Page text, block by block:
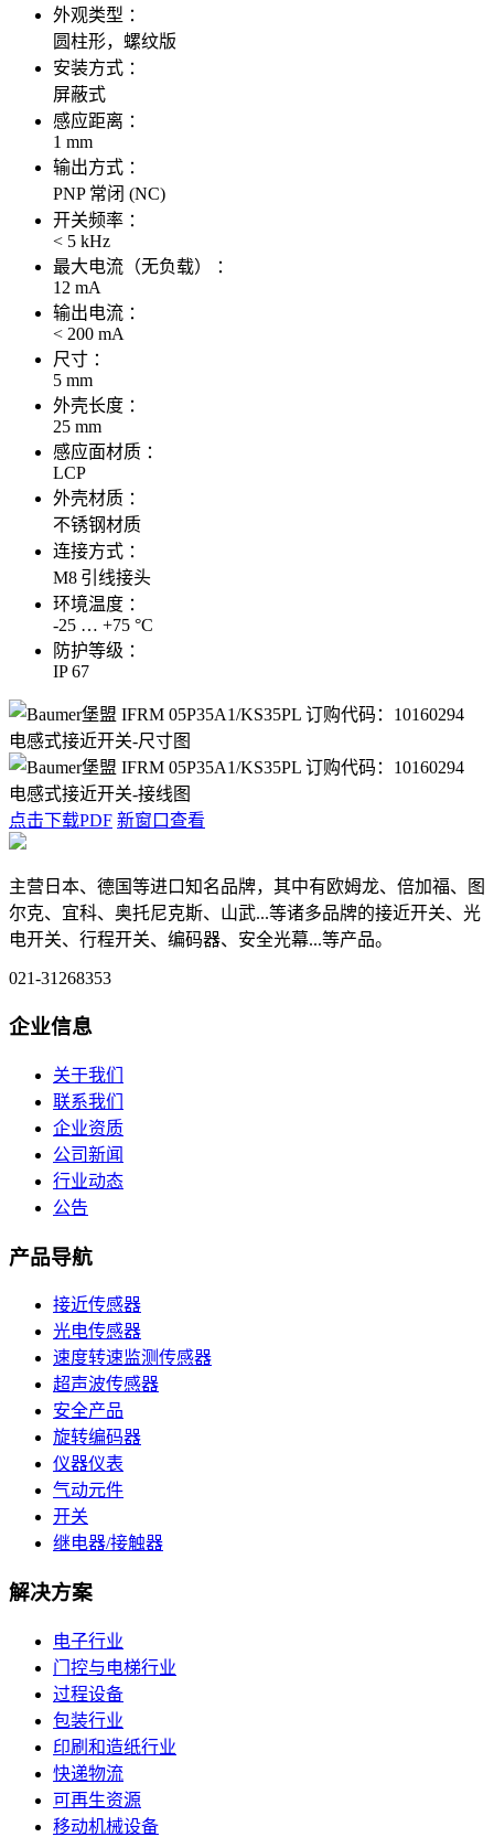
外观类型 ：
圆柱形，螺纹版
安装方式 ：
屏蔽式
感应距离 ：
1 mm
输出方式 ：
PNP 常闭 (NC)
开关频率 ：
< 5 kHz
最大电流（无负载） ：
12 mA
输出电流 ：
< 200 mA
尺寸 ：
5 mm
外壳长度 ：
25 mm
感应面材质 ：
LCP
外壳材质 ：
不锈钢材质
连接方式 ：
M8 引线接头
环境温度 ：
-25 … +75 °C
防护等级 ：
IP 67
点击下载PDF 新窗口查看
主营日本、德国等进口知名品牌，其中有欧姆龙、倍加福、图
尔克、宜科、奥托尼克斯、山武...等诸多品牌的接近开关、光
电开关、行程开关、编码器、安全光幕...等产品。
021-31268353
企业信息
关于我们
联系我们
企业资质
公司新闻
行业动态
公告
产品导航
接近传感器
光电传感器
速度转速监测传感器
超声波传感器
安全产品
旋转编码器
仪器仪表
气动元件
开关
继电器/接触器
解决方案
电子行业
门控与电梯行业
过程设备
包装行业
印刷和造纸行业
快递物流
可再生资源
移动机械设备